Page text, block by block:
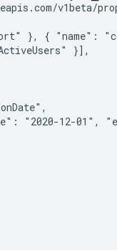
v1beta/
}, { "name":
}],
"2020-12-01",